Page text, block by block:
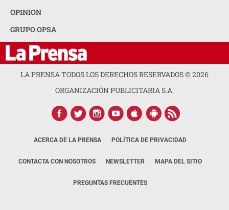
OPINION
GRUPO OPSA
LA PRENSA TODOS LOS DERECHOS RESERVADOS ©2026
ORGANIZACIÓN PUBLICITARIA S.A.
ACERCA DE LA PRENSA POLÍTICA DE PRIVACIDAD
CONTACTA CON NOSOTROS NEWSLETTER MAPA DEL SITIO
PREGUNTAS FRECUENTES